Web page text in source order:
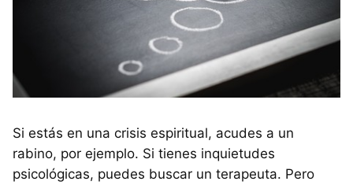
Si estás en una crisis espiritual, acudes a un
rabino, por ejemplo. Si tienes inquietudes
psicológicas, puedes buscar un terapeuta. Pero